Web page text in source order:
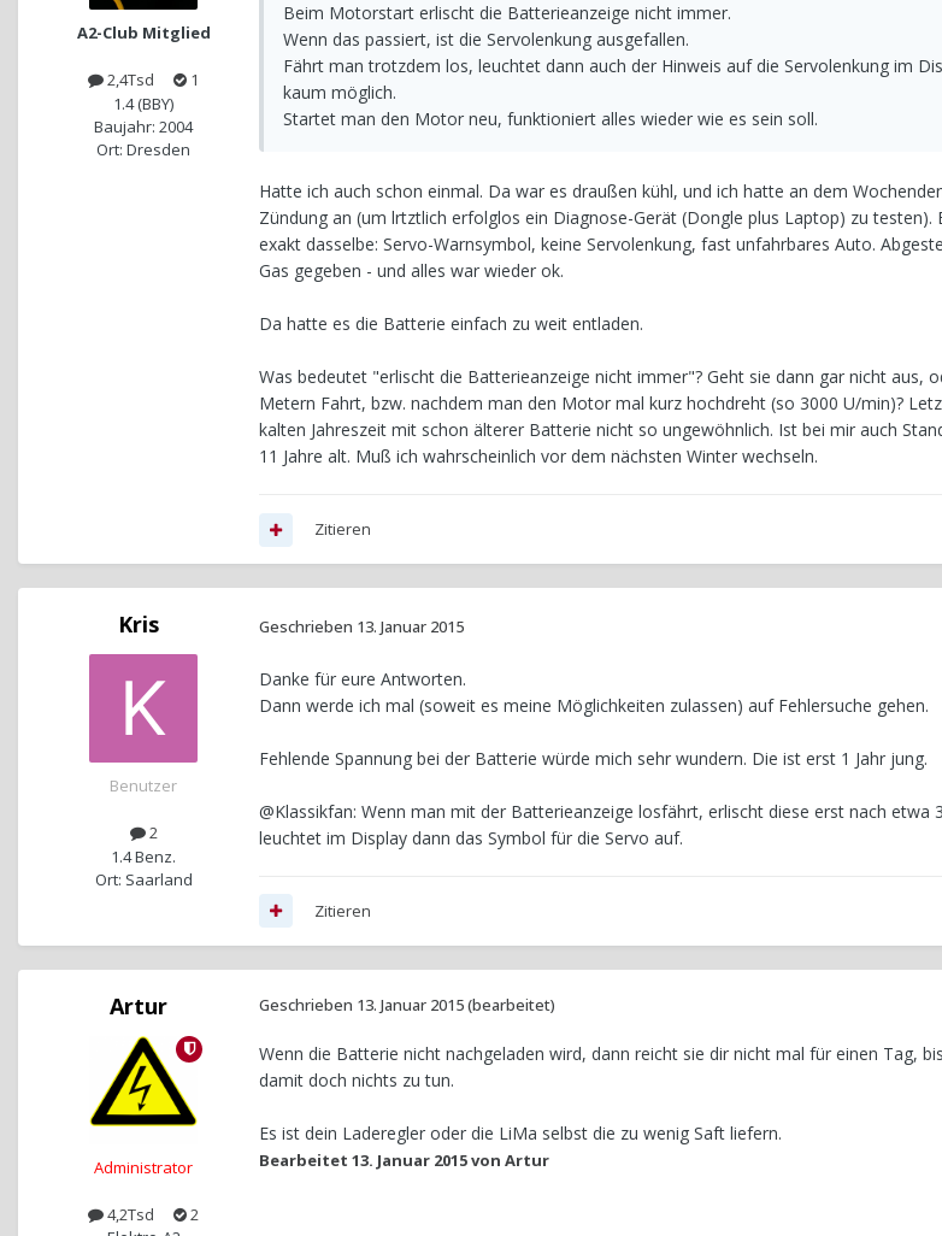
A2-Club Mitglied
2,4Tsd
1
1.4 (BBY)
Baujahr: 2004
Ort: Dresden
Beim Motorstart erlischt die Batterieanzeige nicht immer.
Wenn das passiert, ist die Servolenkung ausgefallen.
Fährt man trotzdem los, leuchtet dann auch der Hinweis auf die Servolenkung im
kaum möglich.
Startet man den Motor neu, funktioniert alles wieder wie es sein soll.
Hatte ich auch schon einmal. Da war es draußen kühl, und ich hatte an dem
Zündung an (um lrtztlich erfolglos ein Diagnose-Gerät (Dongle plus Laptop) zu testen).
exakt dasselbe: Servo-Warnsymbol, keine Servolenkung, fast unfahrbares Auto.
Gas gegeben - und alles war wieder ok.
Da hatte es die Batterie einfach zu weit entladen.
Was bedeutet "erlischt die Batterieanzeige nicht immer"? Geht sie dann gar nicht aus,
Metern Fahrt, bzw. nachdem man den Motor mal kurz hochdreht (so 3000 U/min)?
kalten Jahreszeit mit schon älterer Batterie nicht so ungewöhnlich. Ist bei mir auch
11 Jahre alt. Muß ich wahrscheinlich vor dem nächsten Winter wechseln.
Zitieren
Kris
Benutzer
2
1.4 Benz.
Ort: Saarland
Geschrieben 13. Januar 2015
Danke für eure Antworten.
Dann werde ich mal (soweit es meine Möglichkeiten zulassen) auf Fehlersuche gehen.
Fehlende Spannung bei der Batterie würde mich sehr wundern. Die ist erst 1 Jahr jung.
@Klassikfan: Wenn man mit der Batterieanzeige losfährt, erlischt diese erst nach etwa
leuchtet im Display dann das Symbol für die Servo auf.
Zitieren
Artur
Administrator
4,2Tsd
2
Geschrieben 13. Januar 2015(bearbeitet)
Wenn die Batterie nicht nachgeladen wird, dann reicht sie dir nicht mal für einen Tag,
damit doch nichts zu tun.
Es ist dein Laderegler oder die LiMa selbst die zu wenig Saft liefern.
Bearbeitet 13. Januar 2015von Artur